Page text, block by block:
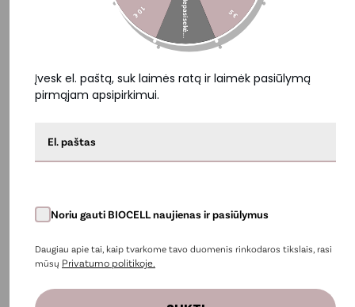
• Malonios vartoti tekstūros. Miltelių forma, kurie lengvai ištirpsta
vandenyje. Nelieka luobelių ir grūdėtos tekstūros, todėl BIOCELL®
Slim Detox Fiber malonu vartoti kasdien.
konservantų).
• Tinka Veganams.
Vaizdo įrašai ir nuotraukos
5 €
Nepasisekė...
10 €
Įvesk el. paštą, suk laimės ratą ir laimėk pasiūlymą
pirmąjam apsipirkimui.
Noriu gauti BIOCELL naujienas ir pasiūlymus
Daugiau apie tai, kaip tvarkome tavo duomenis rinkodaros tikslais, rasi
mūsų Privatumo politikoje.